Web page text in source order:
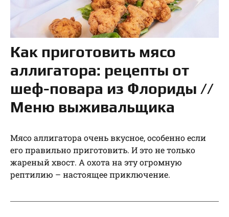
Как приготовить мясо
аллигатора: рецепты от
шеф-повара из Флориды //
Меню выживальщика
Мясо аллигатора очень вкусное, особенно если
его правильно приготовить. И это не только
жареный хвост. А охота на эту огромную
рептилию – настоящее приключение.